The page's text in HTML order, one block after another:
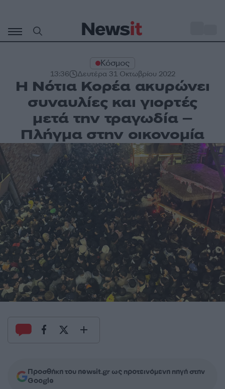
περιεχόμενο
Κόσμος
13:36 Δευτέρα 31 Οκτωβρίου 2022
Η Νότια Κορέα ακυρώνει
συναυλίες και γιορτές
μετά την τραγωδία –
Πλήγμα στην οικονομία
Προσθήκη του newsit.gr ως προτεινόμενη πηγή στην
Google